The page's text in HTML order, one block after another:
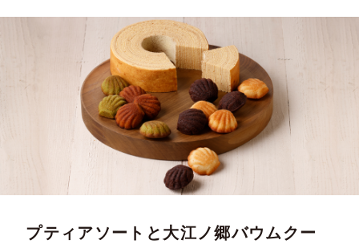
プティアソートと大江ノ郷バウムクー